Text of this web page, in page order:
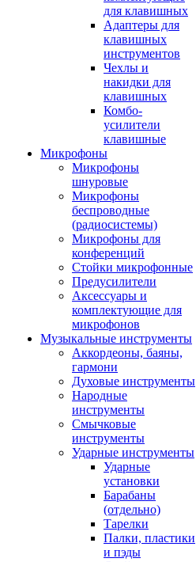
для клавишных
Адаптеры для
клавишных
инструментов
Чехлы и
накидки для
клавишных
Комбо-
усилители
клавишные
Микрофоны
Микрофоны
шнуровые
Микрофоны
беспроводные
(радиосистемы)
Микрофоны для
конференций
Стойки микрофонные
Предусилители
Аксессуары и
комплектующие для
микрофонов
Музыкальные инструменты
Аккордеоны, баяны,
гармони
Духовые инструменты
Народные
инструменты
Смычковые
инструменты
Ударные инструменты
Ударные
установки
Барабаны
(отдельно)
Тарелки
Палки, пластики
и пэды